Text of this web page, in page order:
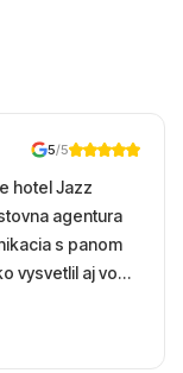
5/5
hotel Jazz
agentura
s panom
vysvetlil aj vo
Hotel
more,